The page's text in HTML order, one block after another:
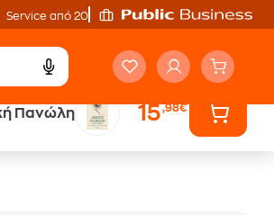
Service από 20'
Πανώλη 15,98€
κόσμο